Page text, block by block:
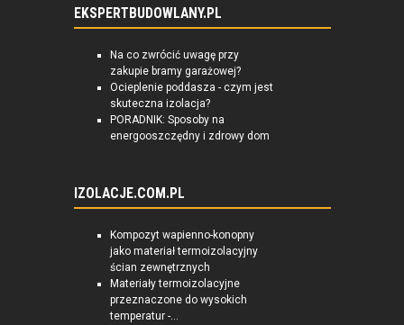
EKSPERTBUDOWLANY.PL
Na co zwrócić uwagę przy
zakupie bramy garażowej?
Ocieplenie poddasza - czym jest
skuteczna izolacja?
PORADNIK: Sposoby na
energooszczędny i zdrowy dom
IZOLACJE.COM.PL
Kompozyt wapienno-konopny
jako materiał termoizolacyjny
ścian zewnętrznych
Materiały termoizolacyjne
przeznaczone do wysokich
temperatur -...